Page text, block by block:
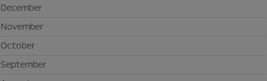
December
November
October
September